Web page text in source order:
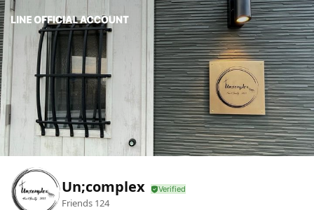
Un;complex
Friends 124